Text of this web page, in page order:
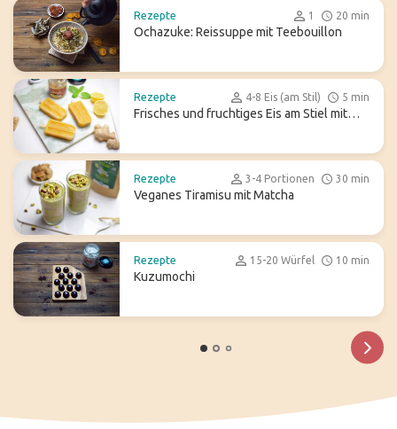
Rezepte 1 20 min
Ochazuke: Reissuppe mit Teebouillon
Rezepte 4-8 Eis (am Stil) 5 min
Frisches und fruchtiges Eis am Stiel mit
Rezepte 3-4 Portionen 30 min
Veganes Tiramisu mit Matcha
Rezepte 15-20 Würfel 10 min
Kuzumochi